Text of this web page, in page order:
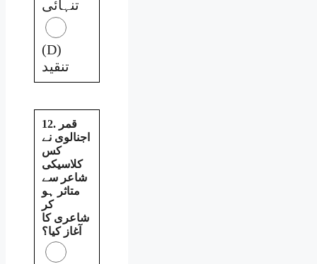
تنہائی
(D)
تنقید
12. قمر
اجنالوی نے
کس
کلاسیکی
شاعر سے
متاثر ہو
کر
شاعری کا
آغاز کیا؟